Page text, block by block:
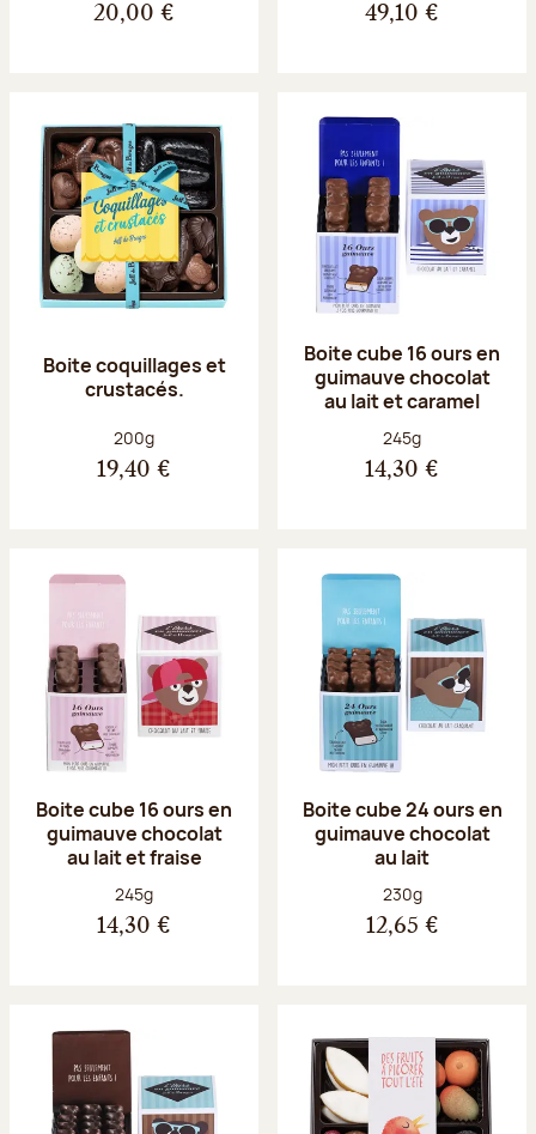
20,00 € 49,10 €
Boite coquillages et
crustacés.
Poids net :
200g
19,40 €
Boite cube 16 ours en
guimauve chocolat
au lait et caramel
Poids net :
245g
14,30 €
Boite cube 16 ours en
guimauve chocolat
au lait et fraise
Poids net :
245g
14,30 €
Boite cube 24 ours en
guimauve chocolat
au lait
Poids net :
230g
12,65 €